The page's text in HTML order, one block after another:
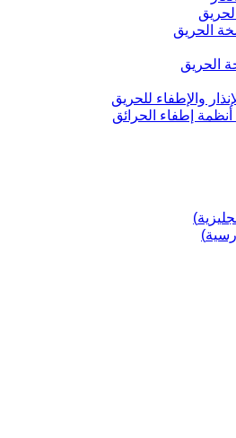
الحريق
الحريق
والإطفاء للحريق
إطفاء الحرائق
)
)